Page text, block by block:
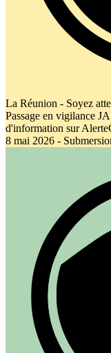
La Réunion - Soyez
Passage en vigilance
d'information sur
8 mai 2026 -